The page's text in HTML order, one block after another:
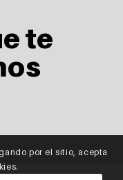
te
por el sitio, acepta